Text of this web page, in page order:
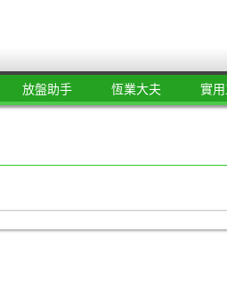
放盤助手 恆業大夫 實